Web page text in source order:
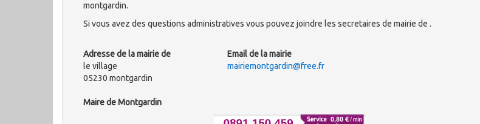
montgardin.
Si vous avez des questions administratives vous pouvez joindre les secretaires de mairie de .
Adresse de la mairie de
le village
05230 montgardin
Maire de Montgardin
Email de la mairie
mairiemontgardin@free.fr